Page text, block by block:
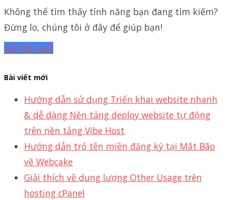
Không thể tìm thấy tính năng bạn đang tìm kiếm?
Đừng lo, chúng tôi ở đây để giúp bạn!
Gửi đề xuất
Bài viết mới
Hướng dẫn sử dụng Triển khai website nhanh
& dễ dàng Nền tảng deploy website tự động
trên nền tảng Vibe Host
Hướng dẫn trỏ tên miền đăng ký tại Mắt Bão
về Webcake
Giải thích về dung lượng Other Usage trên
hosting cPanel